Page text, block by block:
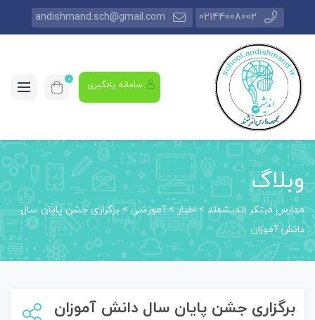
02144008002
andishmand.sch@gmail.com
سامانه یادگیری
0
وبلاگ
مدارس مبتکر اندیشمند >اخبار>آموزشی > برگزاری جشن پایان سال
دانش آموزان
برگزاری جشن پایان سال دانش آموزان